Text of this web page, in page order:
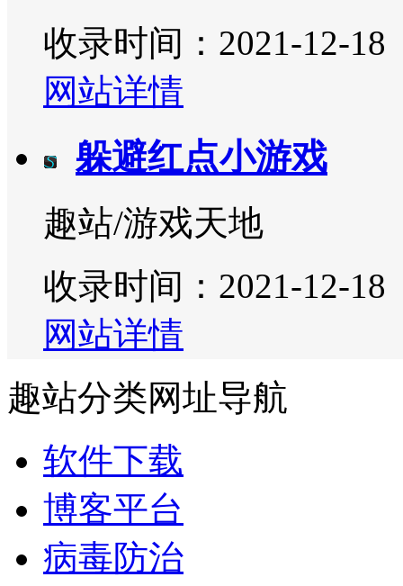
收录时间：2021-12-18
网站详情
躲避红点小游戏
趣站/游戏天地
收录时间：2021-12-18
网站详情
趣站分类网址导航
软件下载
博客平台
病毒防治